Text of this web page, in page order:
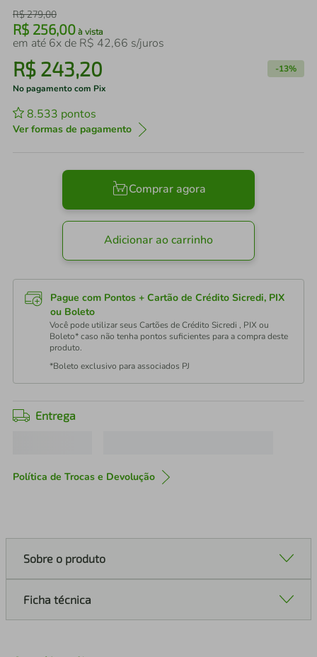
R$279,00
R$ 256,00 à vista
em até 6x de R$ 42,66 s/juros
R$ 243,20 -13%
No pagamento com Pix
8.533 pontos
Ver formas de pagamento
Comprar agora
Adicionar ao carrinho
Pague com Pontos + Cartão de Crédito Sicredi, PIX
ou Boleto
Você pode utilizar seus Cartões de Crédito Sicredi , PIX ou
Boleto* caso não tenha pontos suficientes para a compra deste
produto.
*Boleto exclusivo para associados PJ
Entrega
Política de Trocas e Devolução
Sobre o produto
Ficha técnica